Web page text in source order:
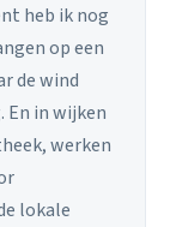
heb ik nog
op een
de wind
En in wijken
werken
lokale